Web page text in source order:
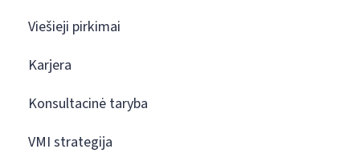
Viešieji pirkimai
Karjera
Konsultacinė taryba
VMI strategija